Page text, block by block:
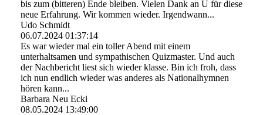
bis zum (bitteren) Ende bleiben. Vielen Dank an Ü für diese
neue Erfahrung. Wir kommen wieder. Irgendwann...
Udo Schmidt
06.07.2024 01:37:14
Es war wieder mal ein toller Abend mit einem
unterhaltsamen und sympathischen Quizmaster. Und auch
der Nachbericht liest sich wieder klasse. Bin ich froh, dass
ich nun endlich wieder was anderes als Nationalhymnen
hören kann...
Barbara Neu Ecki
08.05.2024 13:49:00